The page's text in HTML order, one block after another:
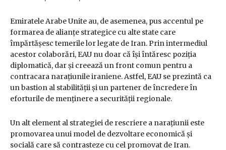
Emiratele Arabe Unite au, de asemenea, pus accentul pe
formarea de alianțe strategice cu alte state care
împărtășesc temerile lor legate de Iran. Prin intermediul
acestor colaborări, EAU nu doar că își întăresc poziția
diplomatică, dar și creează un front comun pentru a
contracara narațiunile iraniene. Astfel, EAU se prezintă ca
un bastion al stabilității și un partener de încredere în
eforturile de menținere a securității regionale.
Un alt element al strategiei de rescriere a narațiunii este
promovarea unui model de dezvoltare economică și
socială care să contrasteze cu cel promovat de Iran.